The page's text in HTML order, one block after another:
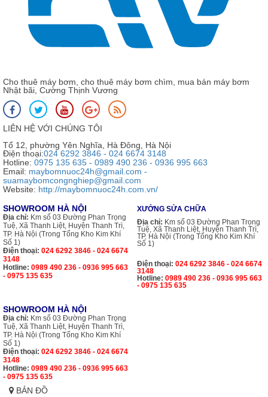
Cho thuê máy bơm, cho thuê máy bơm chìm, mua bán máy bơm
Nhật bãi, Cường Thịnh Vương
LIÊN HỆ VỚI CHÚNG TÔI
Tổ 12, phường Yên Nghĩa, Hà Đông, Hà Nội
Điện thoại:024 6292 3846 - 024 6674 3148
Hotline: 0975 135 635 - 0989 490 236 - 0936 995 663
Email: maybomnuoc24h@gmail.com -
suamaybomcongnghiep@gmail.com
Website: http://maybomnuoc24h.com.vn/
SHOWROOM HÀ NỘI
Địa chỉ: Km số 03 Đường Phan Trọng
Tuệ, Xã Thanh Liệt, Huyện Thanh Trì,
TP. Hà Nội (Trong Tổng Kho Kim Khí
Số 1)
Điện thoại: 024 6292 3846 - 024 6674
3148
Hotline: 0989 490 236 - 0936 995 663
- 0975 135 635
XƯỞNG SỬA CHỮA
Địa chỉ: Km số 03 Đường Phan Trọng
Tuệ, Xã Thanh Liệt, Huyện Thanh Trì,
TP. Hà Nội (Trong Tổng Kho Kim Khí
Số 1)
Điện thoại: 024 6292 3846 - 024 6674
3148
Hotline: 0989 490 236 - 0936 995 663
- 0975 135 635
SHOWROOM HÀ NỘI
Địa chỉ: Km số 03 Đường Phan Trọng
Tuệ, Xã Thanh Liệt, Huyện Thanh Trì,
TP. Hà Nội (Trong Tổng Kho Kim Khí
Số 1)
Điện thoại: 024 6292 3846 - 024 6674
3148
Hotline: 0989 490 236 - 0936 995 663
- 0975 135 635
BẢN ĐỒ